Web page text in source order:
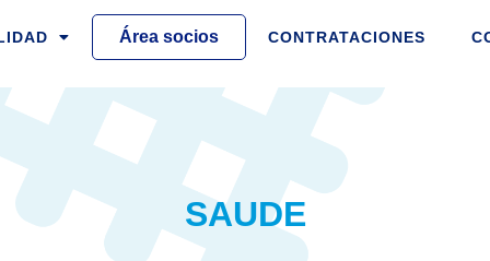
Área socios CONTRATACIONES
SAUDE
PÁGINAPÁGINAPÁGINAPÁGINA
PÁGINAPÁGINA PÁGINAPÁGINA